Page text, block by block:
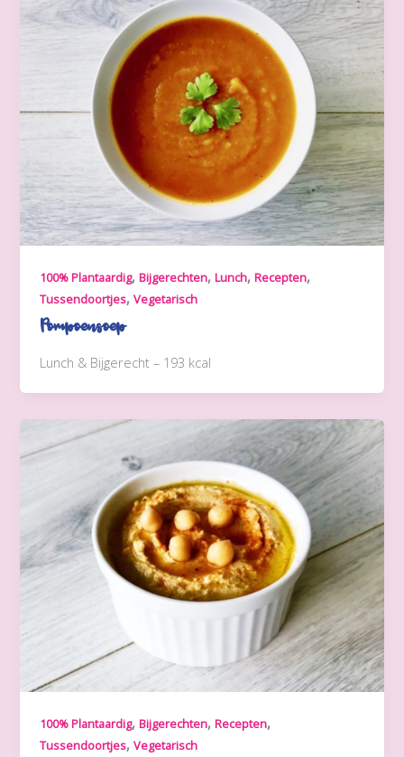
100% Plantaardig,Bijgerechten,Lunch,Recepten,
Tussendoortjes,Vegetarisch
Pompoensoep
Lunch & Bijgerecht – 193 kcal
100% Plantaardig,Bijgerechten,Recepten,
Tussendoortjes,Vegetarisch